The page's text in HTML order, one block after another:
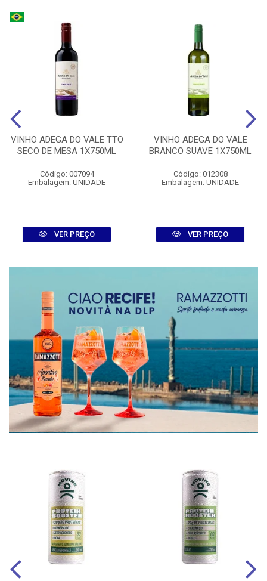
VINHO ADEGA DO VALE TTO
SECO DE MESA 1X750ML
Código: 007094
Embalagem: UNIDADE
VER PREÇO
VINHO ADEGA DO VALE
BRANCO SUAVE 1X750ML
Código: 012308
Embalagem: UNIDADE
VER PREÇO